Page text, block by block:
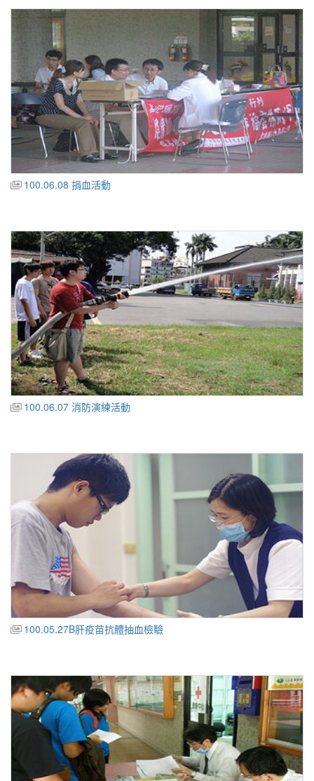
100.06.08 捐血活動
100.06.07 消防演練活動
100.05.27B肝疫苗抗體抽血檢驗